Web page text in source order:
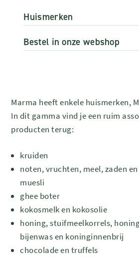
Huismerken
Bestel in onze webshop
Marma heeft enkele huismerken,
In dit gamma vind je een ruim
producten terug:
kruiden
noten, vruchten, meel, zaden
muesli
ghee boter
kokosmelk en kokosolie
honing, stuifmeelkorrels,
bijenwas en koninginnenbrij
chocolade en truffels